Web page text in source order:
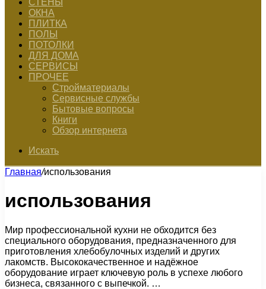
СТЕНЫ
ОКНА
ПЛИТКА
ПОЛЫ
ПОТОЛКИ
ДЛЯ ДОМА
СЕРВИСЫ
ПРОЧЕЕ
Стройматериалы
Сервисные службы
Бытовые вопросы
Книги
Обзор интернета
Искать
Главная/использования
использования
Мир профессиональной кухни не обходится без
специального оборудования, предназначенного для
приготовления хлебобулочных изделий и других
лакомств. Высококачественное и надёжное
оборудование играет ключевую роль в успехе любого
бизнеса, связанного с выпечкой. …